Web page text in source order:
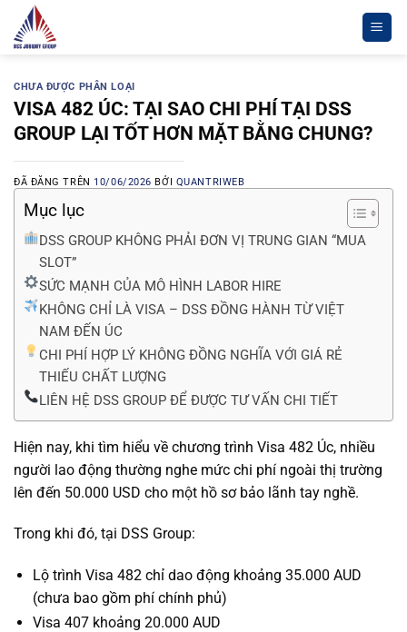
Chuyển
đến
dungCHƯA ĐƯỢC PHÂN LOẠI
VISA 482 ÚC: TẠI SAO CHI PHÍ TẠI DSS
GROUP LẠI TỐT HƠN MẶT BẰNG CHUNG?
ĐÃ ĐĂNG TRÊN 10/06/2026 BỞI QUANTRIWEB
Mục lục
DSS GROUP KHÔNG PHẢI ĐƠN VỊ TRUNG GIAN “MUA
SLOT”
SỨC MẠNH CỦA MÔ HÌNH LABOR HIRE
KHÔNG CHỈ LÀ VISA – DSS ĐỒNG HÀNH TỪ VIỆT
NAM ĐẾN ÚC
CHI PHÍ HỢP LÝ KHÔNG ĐỒNG NGHĨA VỚI GIÁ RẺ
THIẾU CHẤT LƯỢNG
LIÊN HỆ DSS GROUP ĐỂ ĐƯỢC TƯ VẤN CHI TIẾT
Hiện nay, khi tìm hiểu về chương trình Visa 482 Úc, nhiều
người lao động thường nghe mức chi phí ngoài thị trường
lên đến 50.000 USD cho một hồ sơ bảo lãnh tay nghề.
Trong khi đó, tại DSS Group:
Lộ trình Visa 482 chỉ dao động khoảng 35.000 AUD
(chưa bao gồm phí chính phủ)
Visa 407 khoảng 20.000 AUD